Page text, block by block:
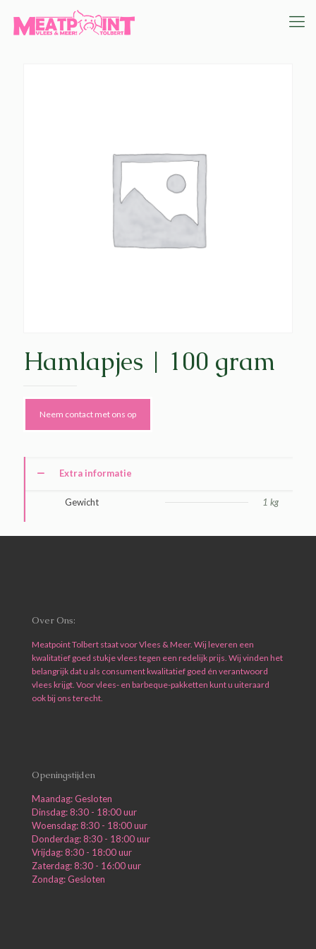
Hamlapjes | 100 gram
Neem contact met ons op
Extra informatie
Gewicht 1 kg
Over Ons:
Meatpoint Tolbert staat voor Vlees & Meer. Wij leveren een
kwalitatief goed stukje vlees tegen een redelijk prijs. Wij vinden het
belangrijk dat u als consument kwalitatief goed én verantwoord
vlees krijgt. Voor vlees- en barbeque-pakketten kunt u uiteraard
ook bij ons terecht.
Openingstijden
Maandag: Gesloten
Dinsdag: 8:30 - 18:00 uur
Woensdag: 8:30 - 18:00 uur
Donderdag: 8:30 - 18:00 uur
Vrijdag: 8:30 - 18:00 uur
Zaterdag: 8:30 - 16:00 uur
Zondag: Gesloten